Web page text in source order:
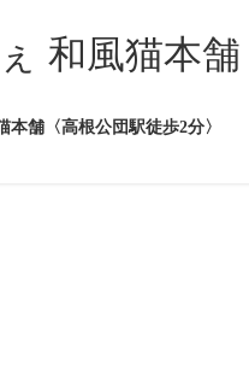
和風猫本舗
本舗〈高根公団駅徒歩2分〉